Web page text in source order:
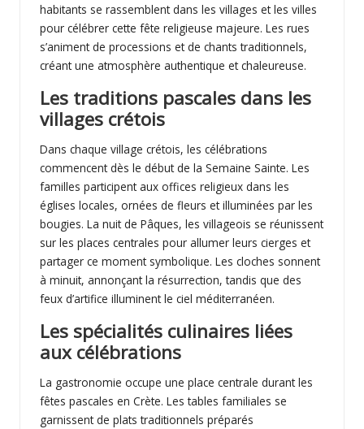
habitants se rassemblent dans les villages et les villes
pour célébrer cette fête religieuse majeure. Les rues
s’animent de processions et de chants traditionnels,
créant une atmosphère authentique et chaleureuse.
Les traditions pascales dans les
villages crétois
Dans chaque village crétois, les célébrations
commencent dès le début de la Semaine Sainte. Les
familles participent aux offices religieux dans les
églises locales, ornées de fleurs et illuminées par les
bougies. La nuit de Pâques, les villageois se réunissent
sur les places centrales pour allumer leurs cierges et
partager ce moment symbolique. Les cloches sonnent
à minuit, annonçant la résurrection, tandis que des
feux d’artifice illuminent le ciel méditerranéen.
Les spécialités culinaires liées
aux célébrations
La gastronomie occupe une place centrale durant les
fêtes pascales en Crète. Les tables familiales se
garnissent de plats traditionnels préparés